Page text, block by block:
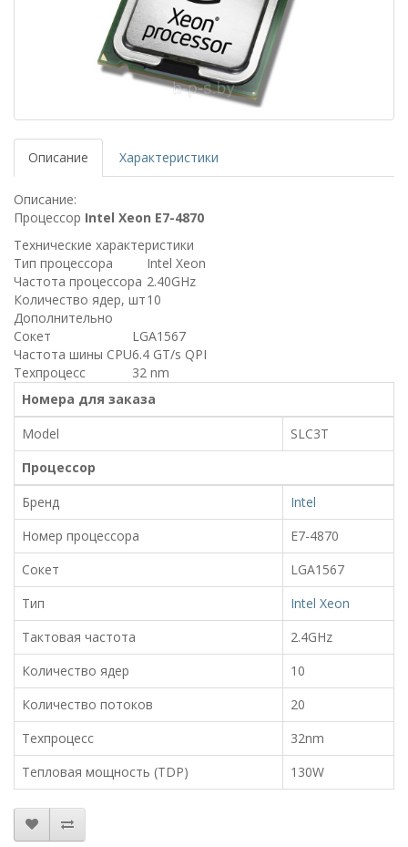
Описание Характеристики
Описание:
Процессор Intel Xeon E7-4870
Технические характеристики
Тип процессора
Intel Xeon
Частота процессора 2.40GHz
Количество ядер, шт10
Дополнительно
Сокет
LGA1567
Частота шины CPU6.4 GT/s QPI
Техпроцесс
32 nm
Номера для заказа
Model
SLC3T
Процессор
Бренд
Intel
Номер процессора
E7-4870
Сокет
LGA1567
Тип
Intel Xeon
Тактовая частота
2.4GHz
Количество ядер
10
Количество потоков
20
Техпроцесс
32nm
Тепловая мощность (TDP)
130W